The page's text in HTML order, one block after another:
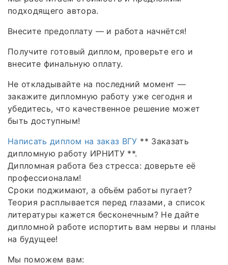
подходящего автора.
Внесите предоплату — и работа начнётся!
Получите готовый диплом, проверьте его и
внесите финальную оплату.
Не откладывайте на последний момент —
закажите дипломную работу уже сегодня и
убедитесь, что качественное решение может
быть доступным!
Написать диплом на заказ ВГУ ** Заказать
дипломную работу ИРНИТУ **.
Дипломная работа без стресса: доверьте её
профессионалам!
Сроки поджимают, а объём работы пугает?
Теория расплывается перед глазами, а список
литературы кажется бесконечным? Не дайте
дипломной работе испортить вам нервы и планы
на будущее!
Мы поможем вам: